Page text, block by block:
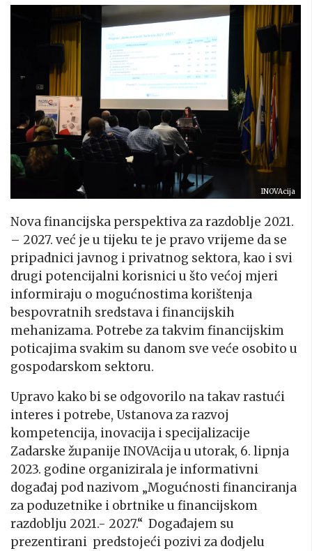
INOVAcija
Nova financijska perspektiva za razdoblje 2021.
– 2027. već je u tijeku te je pravo vrijeme da se
pripadnici javnog i privatnog sektora, kao i svi
drugi potencijalni korisnici u što većoj mjeri
informiraju o mogućnostima korištenja
bespovratnih sredstava i financijskih
mehanizama. Potrebe za takvim financijskim
poticajima svakim su danom sve veće osobito u
gospodarskom sektoru.
Upravo kako bi se odgovorilo na takav rastući
interes i potrebe, Ustanova za razvoj
kompetencija, inovacija i specijalizacije
Zadarske županije INOVAcija u utorak, 6. lipnja
2023. godine organizirala je informativni
događaj pod nazivom „Mogućnosti financiranja
za poduzetnike i obrtnike u financijskom
razdoblju 2021.- 2027.“ Događajem su
prezentirani predstojeći pozivi za dodjelu